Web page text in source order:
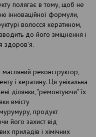
полягає в тому, щоб не
інноваційної формули,
волосся кератином,
до його зміцнення і
здоров'я.
реконструктор,
і кератину. Ця унікальна
ділянки, "ремонтуючи" їх
вмісту
продукт
його захист від
приладів і хімічних